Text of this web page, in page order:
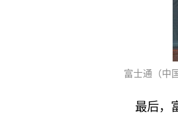
富士通（中
最后，